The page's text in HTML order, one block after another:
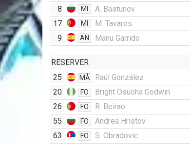
8
MI
A. Bastunov
17
MI
M. Tavares
9
AN Manu Garrido
RESERVER
25
MÅ
Raúl González
20
FO Bright Osuoha Godwin
26 FO
R. Beirao
55
FO
Andrea Hristov
63
FO S. Obradovic